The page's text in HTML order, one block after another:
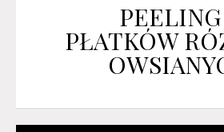
PŁATKÓW